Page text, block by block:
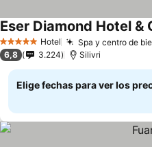
5 Estrellas Hotel Spa y centro de
Eser Diamond Hotel
6,8 3.224 Silivri
Elige fechas para ver los